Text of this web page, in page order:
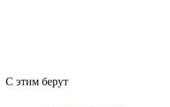
С этим берут